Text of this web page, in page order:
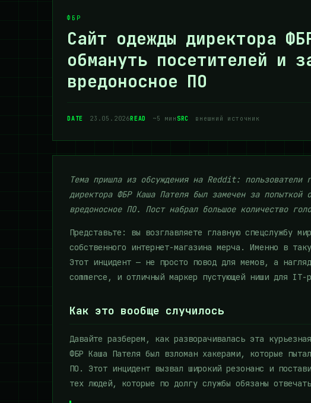
ФБР
Сайт одежды директора
обмануть посетителей и
вредоносное ПО
DATE 23.05.2026READ ~5 минSRC внешний источник
Тема пришла из обсуждения на Reddit:
директора ФБР Каша Пателя был замечен за попыткой
вредоносное ПО. Пост набрал большое количество
Представьте: вы возглавляете главную спецслужбу
собственного интернет-магазина мерча. Именно в
Этот инцидент — не просто повод для мемов, а
commerce, и отличный маркер пустующей ниши для IT-
Как это вообще случилось
Давайте разберем, как разворачивалась эта
ФБР Каша Пателя был взломан хакерами, которые
ПО. Этот инцидент вызвал широкий резонанс и
тех людей, которые по долгу службы обязаны